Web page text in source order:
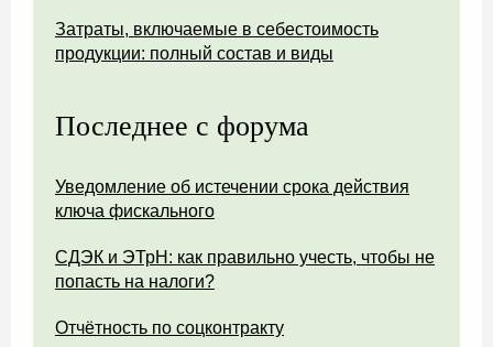
Затраты, включаемые в себестоимость
продукции: полный состав и виды
Последнее с форума
Уведомление об истечении срока действия
ключа фискального
СДЭК и ЭТрН: как правильно учесть, чтобы не
попасть на налоги?
Отчётность по соцконтракту